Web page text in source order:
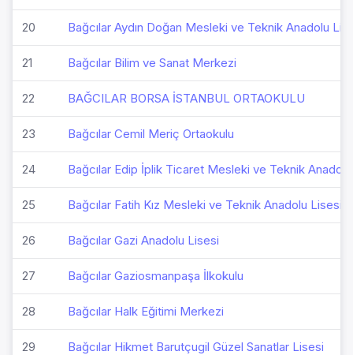
20 Bağcılar Aydın Doğan Mesleki ve Teknik Anadolu
21 Bağcılar Bilim ve Sanat Merkezi
22 BAĞCILAR BORSA İSTANBUL ORTAOKULU
23 Bağcılar Cemil Meriç Ortaokulu
24 Bağcılar Edip İplik Ticaret Mesleki ve Teknik
25 Bağcılar Fatih Kız Mesleki ve Teknik Anadolu Lisesi
26 Bağcılar Gazi Anadolu Lisesi
27 Bağcılar Gaziosmanpaşa İlkokulu
28 Bağcılar Halk Eğitimi Merkezi
29 Bağcılar Hikmet Barutçugil Güzel Sanatlar Lisesi